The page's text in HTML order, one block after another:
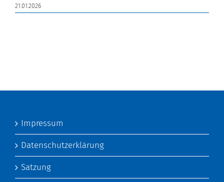
21.01.2026
Impressum
Datenschutzerklärung
Satzung